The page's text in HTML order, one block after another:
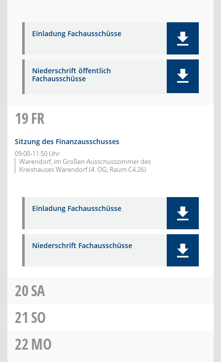
Einladung Fachausschüsse
Niederschrift öffentlich
Fachausschüsse
19FR
Sitzung des Finanzausschusses
09:00-11:50 Uhr
Warendorf, im Großen Ausschusszimmer des
Kreishauses Warendorf (4. OG, Raum C4.26)
Einladung Fachausschüsse
Niederschrift Fachausschüsse
20SA
21 SO
22MO